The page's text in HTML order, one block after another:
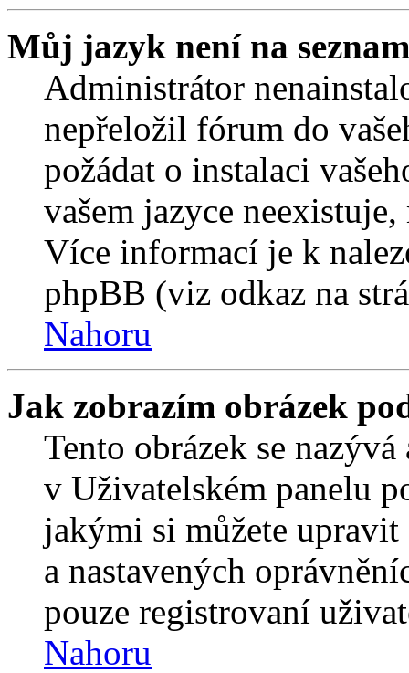
Můj jazyk není na
Administrátor
nepřeložil fórum do
požádat o instalaci
vašem jazyce
Více informací je k
phpBB (viz odkaz na
Nahoru
Jak zobrazím obrázek
Tento obrázek se
v Uživatelském panelu
jakými si můžete
a nastavených
pouze registrovaní
Nahoru